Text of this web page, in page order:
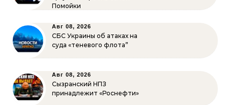
Помойки
Авг 08, 2026
СБС Украины об атаках на
суда «теневого флота”
Авг 08, 2026
Сызранский НПЗ
принадлежит «Роснефти»